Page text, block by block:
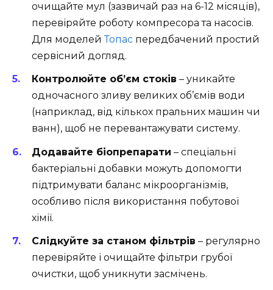
очищайте мул (зазвичай раз на 6-12 місяців),
перевіряйте роботу компресора та насосів.
Для моделей Топас передбачений простий
сервісний догляд.
Контролюйте об’єм стоків – уникайте
одночасного зливу великих об’ємів води
(наприклад, від кількох пральних машин чи
ванн), щоб не перевантажувати систему.
Додавайте біопрепарати – спеціальні
бактеріальні добавки можуть допомогти
підтримувати баланс мікроорганізмів,
особливо після використання побутової
хімії.
Слідкуйте за станом фільтрів – регулярно
перевіряйте і очищайте фільтри грубої
очистки, щоб уникнути засмічень.